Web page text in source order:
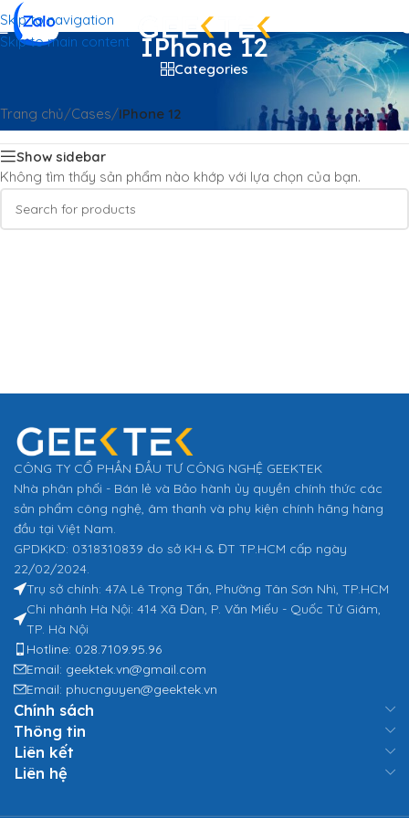
Skip to navigation
Skip to main content
IPhone 12
Categories
Trang chủ/Cases/IPhone 12
Show sidebar
Không tìm thấy sản phẩm nào khớp với lựa chọn của bạn.
CÔNG TY CỔ PHẦN ĐẦU TƯ CÔNG NGHỆ GEEKTEK
Nhà phân phối - Bán lẻ và Bảo hành ủy quyền chính thức các
sản phẩm công nghệ, âm thanh và phụ kiện chính hãng hàng
đầu tại Việt Nam.
GPDKKD: 0318310839 do sở KH & ĐT TP.HCM cấp ngày
22/02/2024.
Trụ sở chính: 47A Lê Trọng Tấn, Phường Tân Sơn Nhì, TP.HCM
Chi nhánh Hà Nội: 414 Xã Đàn, P. Văn Miếu - Quốc Tử Giám,
TP. Hà Nội
Hotline: 028.7109.95.96
Email: geektek.vn@gmail.com
Email: phucnguyen@geektek.vn
Chính sách
Thông tin
Liên kết
Liên hệ